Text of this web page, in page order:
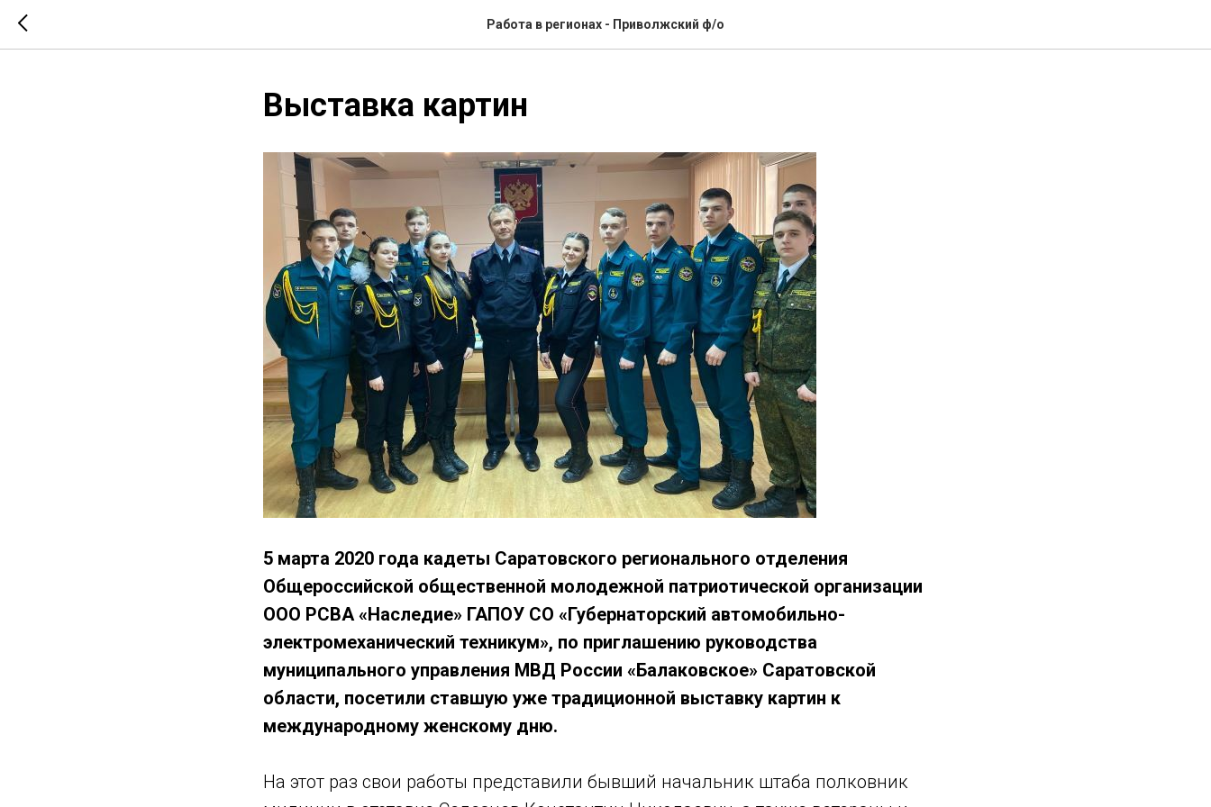
Работа в регионах - Приволжский ф/о
Выставка картин
5 марта 2020 года кадеты Саратовского регионального отделения
Общероссийской общественной молодежной патриотической организации
ООО РСВА «Наследие» ГАПОУ СО «Губернаторский автомобильно-
электромеханический техникум», по приглашению руководства
муниципального управления МВД России «Балаковское» Саратовской
области, посетили ставшую уже традиционной выставку картин к
международному женскому дню.
На этот раз свои работы представили бывший начальник штаба полковник